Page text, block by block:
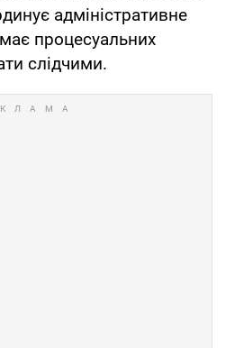
адміністративне
процесуальних
слідчими.